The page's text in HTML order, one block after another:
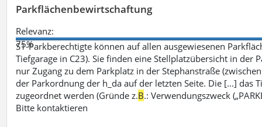
Parkflächenbewirtschaftung
Relevanz:
75%
S1-Parkberechtigte können auf allen ausgewiesenen
Tiefgarage in C23). Sie finden eine Stellplatzübersicht in
nur Zugang zu dem Parkplatz in der Stephanstraße
der Parkordnung der h_da auf der letzten Seite. Die [...]
zugeordnet werden (Gründe z.B.: Verwendungszweck
Bitte kontaktieren